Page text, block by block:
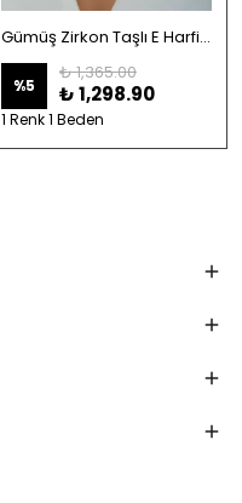
Gümüş Zirkon Taşlı E Harfi Kolye
%5
₺ 1,365.00
₺ 1,298.90
1 Renk 1 Beden